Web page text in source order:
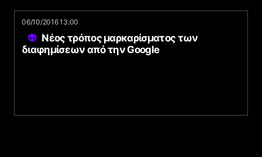
06/10/2016 13:00
Νέος τρόπος μαρκαρίσματος των
διαφημίσεων από την Google